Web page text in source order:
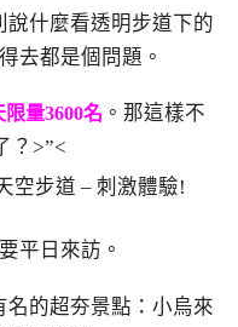
什麼看透明步道下的
去都是個問題。
限量3600名 。那這樣不
？>”<
平日來訪。
的超夯景點：小烏來